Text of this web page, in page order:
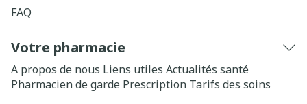
FAQ
Votre pharmacie
A propos de nous Liens utiles Actualités santé
Pharmacien de garde Prescription Tarifs des soins